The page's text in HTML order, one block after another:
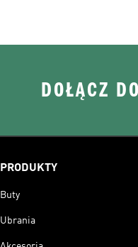
DOŁĄCZ
PRODUKTY
Buty
Ubrania